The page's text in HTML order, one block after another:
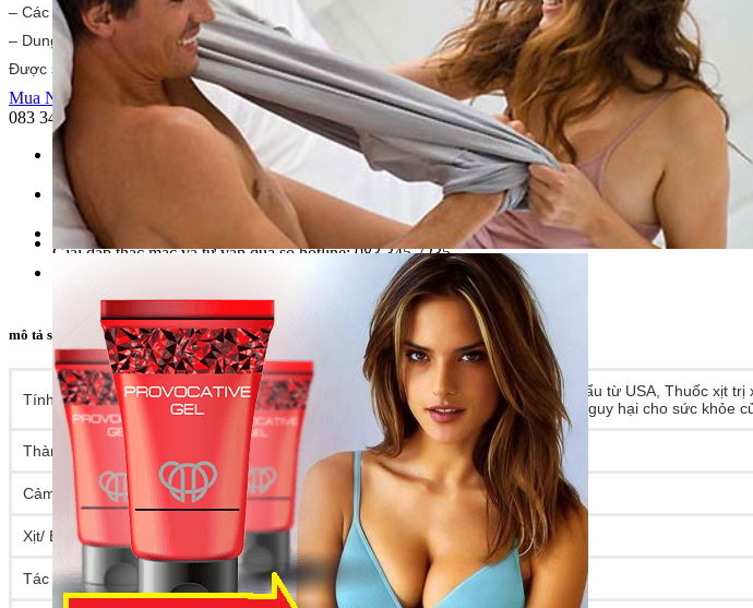
– Các hoạt chất hoạt động bên trong và bề mặt giúp mở rộng thể hang giúp máu lưu thông tốt tác dụng
– Dung tích 20ml gấp đôi và siêu tiết kiệm cho kinh phí sử dụng cho giải pháp chăn gối. Sử dụng lên tới 6
Được sản xuất tại UK và USA.
Mua Ngay
083 345 7235
Vận chuyển
Miễn phí đơn hàng trên 300.000 VNĐ thành phố Phan Thiết
Quà Tặng
Giảm 5% với đơn đặt hàng/ 2000 000 vnđ
Hỗ trợ
Giải đáp thắc mắc và tư vấn qua số hotline: 083 345 7235
Uy tín, chất lượng. Hoàn tiền 100% nếu sản phẩm xảy ra sự
mô tả sản phẩm
Tính năng – Là thuốc xịt chống xuất
tinh sớm đến từ UK nhưng nhập khẩu từ USA, Thuốc xịt
yếu sinh lý giành cho nam, tầm giá trung bình nhưng không nguy hại cho sức khỏe
Thành phần kéo dài thời gian quan hệ10%
Cảm Giác Không Nóng & Không Rát
Xịt/ Bôi Trước
Tác Dụng Phụ Không Tác Dụng Phụ